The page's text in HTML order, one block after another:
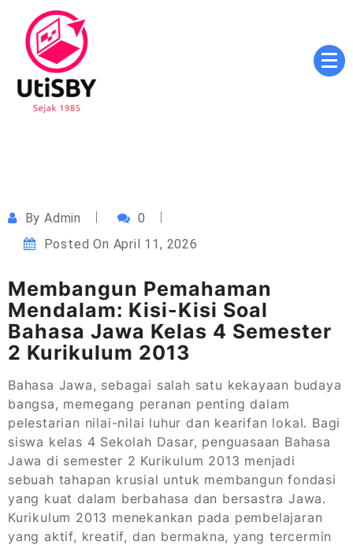
content
ByAdmin
0
Posted On April 11, 2026
Membangun Pemahaman
Mendalam: Kisi-Kisi Soal
Bahasa Jawa Kelas 4 Semester
2 Kurikulum 2013
Bahasa Jawa, sebagai salah satu kekayaan budaya
bangsa, memegang peranan penting dalam
pelestarian nilai-nilai luhur dan kearifan lokal. Bagi
siswa kelas 4 Sekolah Dasar, penguasaan Bahasa
Jawa di semester 2 Kurikulum 2013 menjadi
sebuah tahapan krusial untuk membangun fondasi
yang kuat dalam berbahasa dan bersastra Jawa.
Kurikulum 2013 menekankan pada pembelajaran
yang aktif, kreatif, dan bermakna, yang tercermin